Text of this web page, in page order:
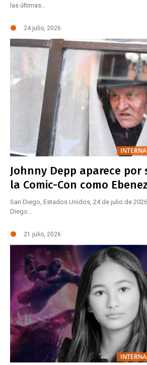
las últimas…
24 julio, 2026
Johnny Depp aparece por
la Comic-Con como
San Diego, Estados Unidos, 24 de julio de
Diego…
21 julio, 2026